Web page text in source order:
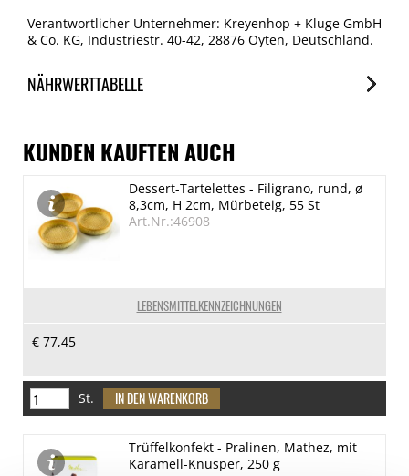
Verantwortlicher Unternehmer: Kreyenhop + Kluge GmbH
& Co. KG, Industriestr. 40-42, 28876 Oyten, Deutschland.
NÄHRWERTTABELLE
je 100g
Brennwert
159 kJ/38 kcal
Fett
1.1 g
3.3 g
1.4 g
KUNDEN KAUFTEN AUCH
LEBENSMITTELKENNZEICHNUNGEN
Dessert-Tartelettes - Filigrano, rund, ø
8,3cm, H 2cm, Mürbeteig, 55 St
Art.Nr.:46908
€ 77,45
St.
Trüffelkonfekt - Pralinen, Mathez, mit
Karamell-Knusper, 250 g